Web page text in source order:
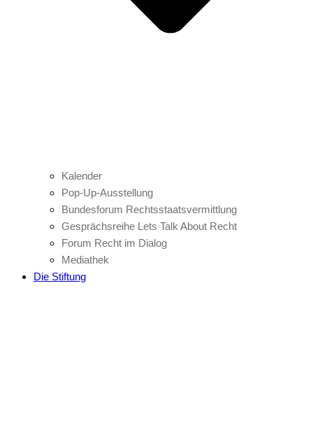
Kalender
Pop-Up-Ausstellung
Bundesforum Rechtsstaatsvermittlung
Gesprächsreihe Lets Talk About Recht
Forum Recht im Dialog
Mediathek
Die Stiftung